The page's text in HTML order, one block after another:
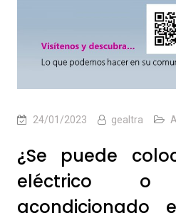
24/01/2023 gealtra
¿Se puede
eléctrico